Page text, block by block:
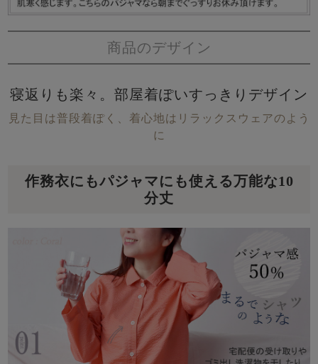
商品のデザイン
寝返りも楽々。部屋着ぽいすっきりデザイン
見た目は普段着ぽく、着心地はリラックスウェアのよう
に
作務衣にもパジャマにも使える万能な10
分丈